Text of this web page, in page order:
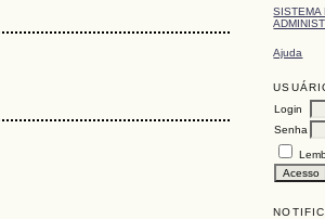
SISTEMA
Ajuda
Login
Senha